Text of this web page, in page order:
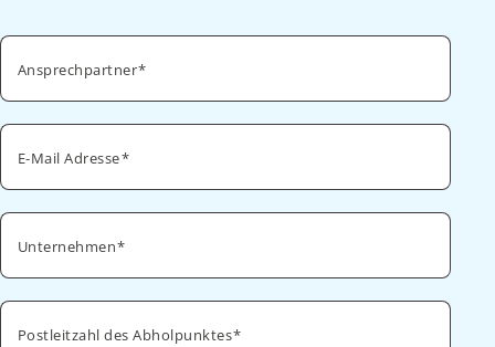
Ansprechpartner
E-Mail Adresse
Unternehmen
Postleitzahl des Abholpunktes